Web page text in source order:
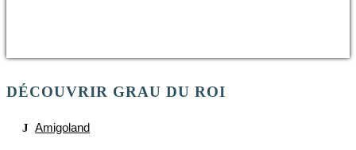
DÉCOUVRIR GRAU DU ROI
Amigoland